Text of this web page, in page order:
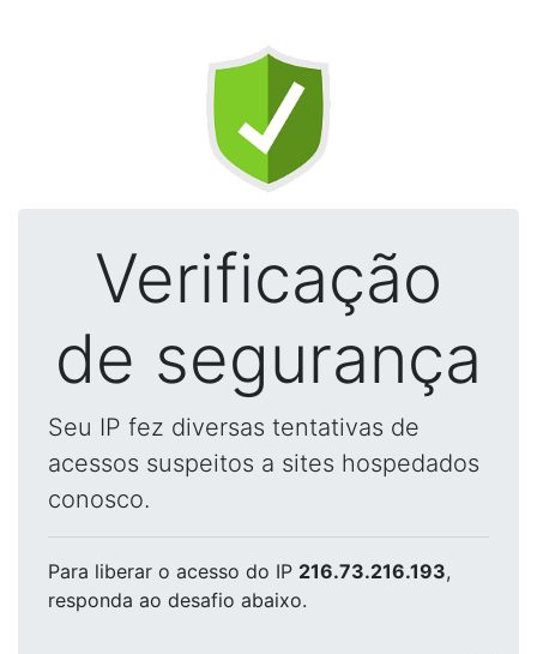
Verificação
de segurança
Seu IP fez diversas tentativas de
acessos suspeitos a sites hospedados
conosco.
Para liberar o acesso do IP 216.73.216.193,
responda ao desafio abaixo.